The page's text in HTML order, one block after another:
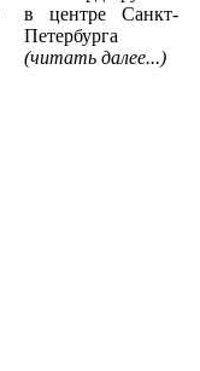
в центре Санкт-
Петербурга
(читать далее...)